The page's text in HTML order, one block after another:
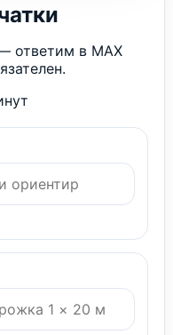
ответим в MAX